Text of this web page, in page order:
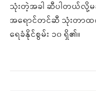
သုံးတဲ့အခါ ဆီပါတယ်လို့မ
အရောင်တင်ဆီ သုံးတာထ
ရေခံနိုင်စွမ်း ၁၀ ရှိ၏။